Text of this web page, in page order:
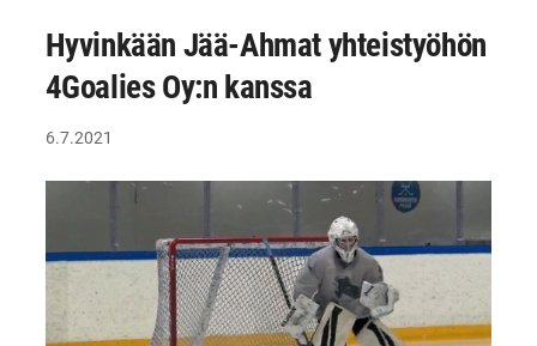
Hyvinkään Jää-Ahmat yhteistyöhön
4Goalies Oy:n kanssa
6.7.2021